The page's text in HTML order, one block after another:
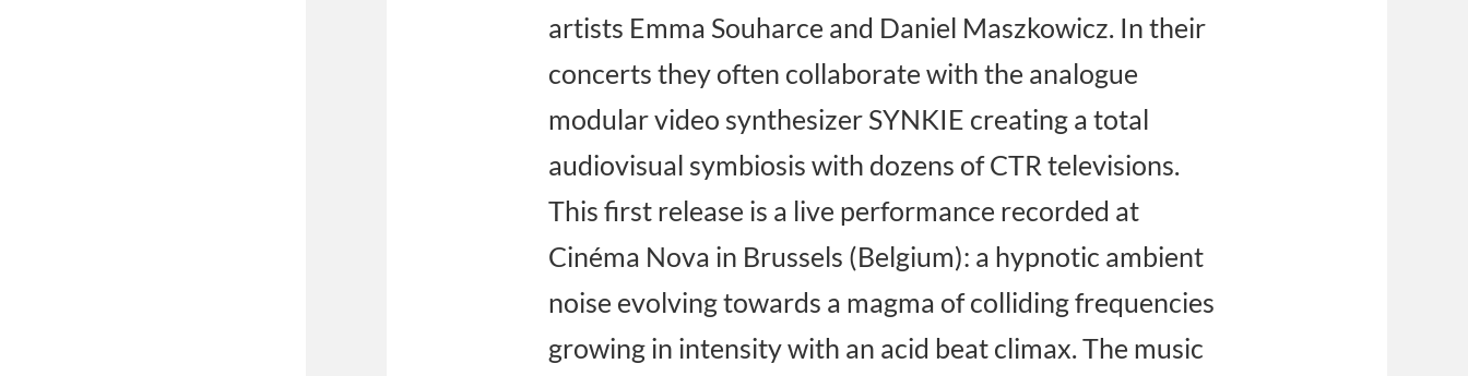
artists Emma Souharce and Daniel Maszkowicz. In their
concerts they often collaborate with the analogue
modular video synthesizer SYNKIE creating a total
audiovisual symbiosis with dozens of CTR televisions.
This first release is a live performance recorded at
Cinéma Nova in Brussels (Belgium): a hypnotic ambient
noise evolving towards a magma of colliding frequencies
growing in intensity with an acid beat climax. The music